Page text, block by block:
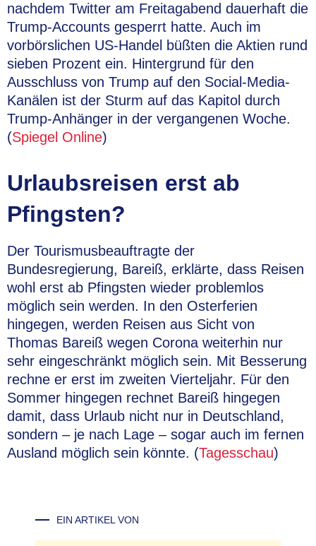
nachdem Twitter am Freitagabend dauerhaft die
Trump-Accounts gesperrt hatte. Auch im
vorbörslichen US-Handel büßten die Aktien rund
sieben Prozent ein. Hintergrund für den
Ausschluss von Trump auf den Social-Media-
Kanälen ist der Sturm auf das Kapitol durch
Trump-Anhänger in der vergangenen Woche.
(Spiegel Online)
Urlaubsreisen erst ab
Pfingsten?
Der Tourismusbeauftragte der
Bundesregierung, Bareiß, erklärte, dass Reisen
wohl erst ab Pfingsten wieder problemlos
möglich sein werden. In den Osterferien
hingegen, werden Reisen aus Sicht von
Thomas Bareiß wegen Corona weiterhin nur
sehr eingeschränkt möglich sein. Mit Besserung
rechne er erst im zweiten Vierteljahr. Für den
Sommer hingegen rechnet Bareiß hingegen
damit, dass Urlaub nicht nur in Deutschland,
sondern – je nach Lage – sogar auch im fernen
Ausland möglich sein könnte. (Tagesschau)
EIN ARTIKEL VON